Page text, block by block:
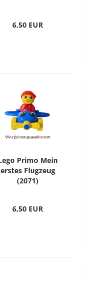
6,50 EUR
Primo Mein
erstes Flugzeug
(2071)
6,50 EUR